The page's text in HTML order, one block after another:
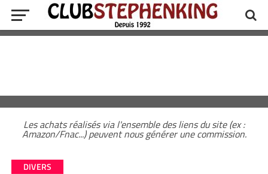
Les achats réalisés via l'ensemble des liens du site (ex :
Amazon/Fnac...) peuvent nous générer une commission.
DIVERS